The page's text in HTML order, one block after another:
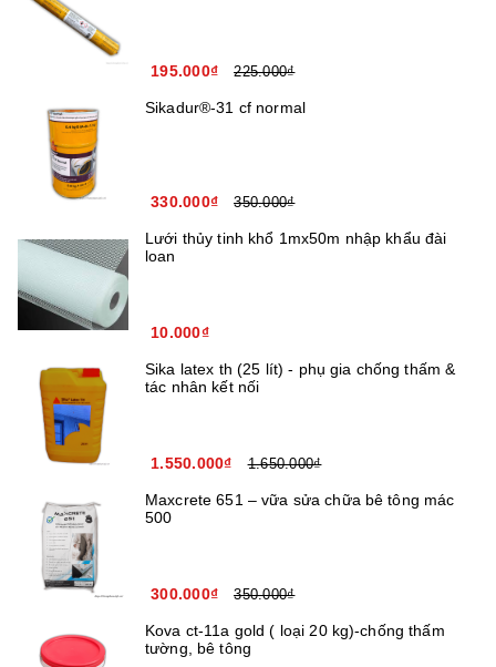
195.000₫ 225.000₫
Sikadur®-31 cf normal
330.000₫ 350.000₫
Lưới thủy tinh khổ 1mx50m nhập khẩu đài
loan
10.000₫
Sika latex th (25 lít) - phụ gia chống thấm &
tác nhân kết nối
1.550.000₫ 1.650.000₫
Maxcrete 651 – vữa sửa chữa bê tông mác
500
300.000₫ 350.000₫
Kova ct-11a gold ( loại 20 kg)-chống thấm
tường, bê tông